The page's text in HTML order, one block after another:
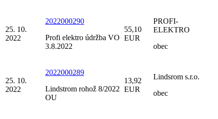
25. 10.
2022
2022000290
Profi elektro údržba VO
3.8.2022
55,10
EUR
PROFI-
ELEKTRO
obec
25. 10.
2022
2022000289
Lindstrom rohož 8/2022
OU
13,92
EUR
Lindsrom s.r.o.
obec